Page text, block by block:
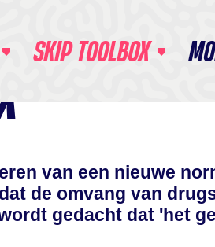
SKIP TOOLBOX
van een nieuwe
de omvang van
gedacht dat 'het